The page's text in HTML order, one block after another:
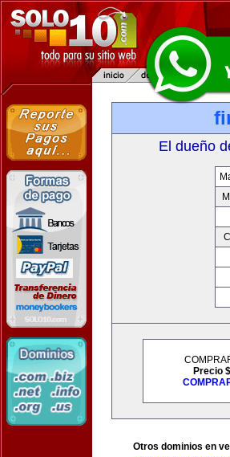
El dueño
Precio $
Otros dominios en